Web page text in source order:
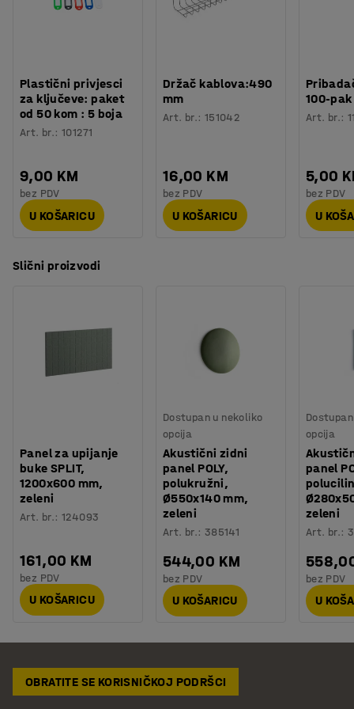
Procjena vremena
Plastični privjesci
za ključeve: paket
od 50 kom : 5 boja
Art. br.:101271
9,00 KM
bez PDV
U KOŠARICU
Držač kablova:490
mm
Art. br.: 151042
16,00 KM
bez PDV
U KOŠARICU
100-pak
Art. br.:
5,00
bez PDV
U
Slični proizvodi
Panel za upijanje
buke SPLIT,
1200x600 mm,
zeleni
Art. br.:124093
161,00 KM
bez PDV
U KOŠARICU
Dostupan u nekoliko
opcija
Akustični zidni
panel POLY,
polukružni,
Ø550x140 mm,
zeleni
Art. br.: 385141
544,00 KM
bez PDV
U KOŠARICU
opcija
panel
zeleni
Art. br.:
bez PDV
U
OBRATITE SE KORISNIČKOJ PODRŠCI